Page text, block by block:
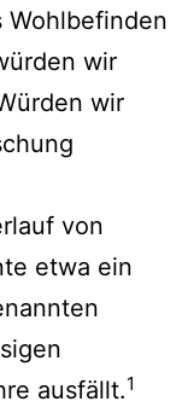
Wohlbefinden
wir
wir
von
etwa ein
ausfällt.1